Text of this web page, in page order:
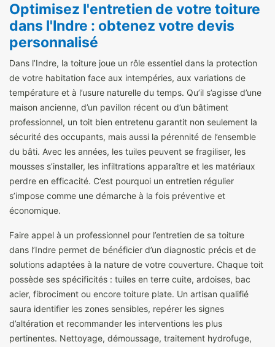
Optimisez l'entretien de votre toiture
dans l'Indre : obtenez votre devis
personnalisé
Dans l’Indre, la toiture joue un rôle essentiel dans la protection
de votre habitation face aux intempéries, aux variations de
température et à l’usure naturelle du temps. Qu’il s’agisse d’une
maison ancienne, d’un pavillon récent ou d’un bâtiment
professionnel, un toit bien entretenu garantit non seulement la
sécurité des occupants, mais aussi la pérennité de l’ensemble
du bâti. Avec les années, les tuiles peuvent se fragiliser, les
mousses s’installer, les infiltrations apparaître et les matériaux
perdre en efficacité. C’est pourquoi un entretien régulier
s’impose comme une démarche à la fois préventive et
économique.
Faire appel à un professionnel pour l’entretien de sa toiture
dans l’Indre permet de bénéficier d’un diagnostic précis et de
solutions adaptées à la nature de votre couverture. Chaque toit
possède ses spécificités : tuiles en terre cuite, ardoises, bac
acier, fibrociment ou encore toiture plate. Un artisan qualifié
saura identifier les zones sensibles, repérer les signes
d’altération et recommander les interventions les plus
pertinentes. Nettoyage, démoussage, traitement hydrofuge,